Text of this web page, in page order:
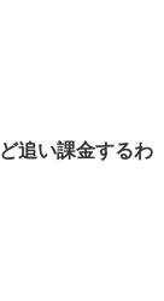
追い課金するわ